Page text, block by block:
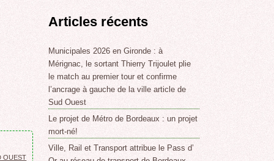
DE
OUEST
Articles récents
Municipales 2026 en Gironde : à
Mérignac, le sortant Thierry Trijoulet plie
le match au premier tour et confirme
l’ancrage à gauche de la ville article de
Sud Ouest
Le projet de Métro de Bordeaux : un projet
mort-né!
Ville, Rail et Transport attribue le Pass d’